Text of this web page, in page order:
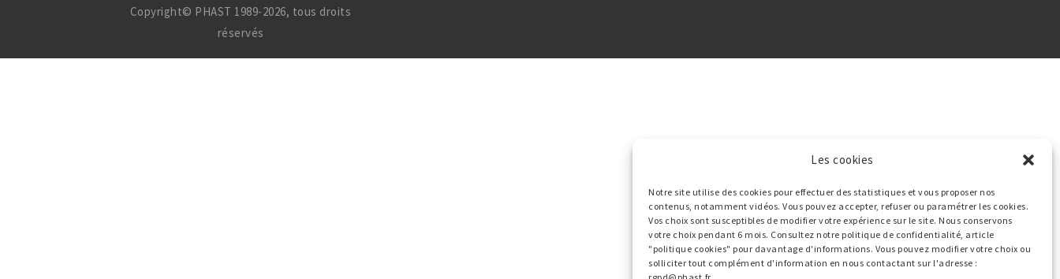
Les cookies
Notre site utilise des cookies pour effectuer des statistiques et vous proposer nos
contenus, notamment vidéos. Vous pouvez accepter, refuser ou paramétrer les cookies.
Vos choix sont susceptibles de modifier votre expérience sur le site. Nous conservons
votre choix pendant 6 mois. Consultez notre politique de confidentialité, article
"politique cookies" pour davantage d'informations. Vous pouvez modifier votre choix ou
solliciter tout complément d'information en nous contactant sur l'adresse :
Copyright© PHAST 1989-2026, tous droits
réservés